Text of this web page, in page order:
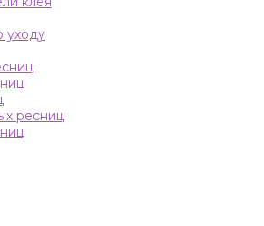
уходу
ресниц